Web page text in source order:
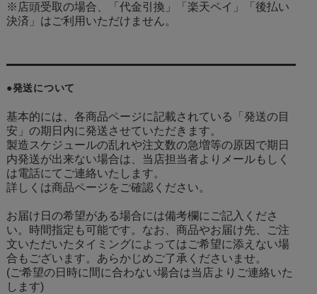
※店頭受取の場合、「代金引換」「楽天ペイ」「後払い
決済」はご利用いただけません。
●発送について
基本的には、各商品ページに記載されている「発送の目
安」の期日内に発送させていただきます。
製造スケジュールの乱れや注文数の急増等の原因で期日
内発送が出来ない場合は、当店担当者よりメールもしく
は電話にてご連絡いたします。
詳しくは商品ページをご確認ください。
お届け日の希望がある場合には備考欄にご記入くださ
い。時間指定も可能です。なお、商品やお届け先、ご注
文いただいたタイミングによってはご希望に添えない場
合もございます。あらかじめご了承くださいませ。
(ご希望の日時に間に合わない場合は当店よりご連絡いた
します)